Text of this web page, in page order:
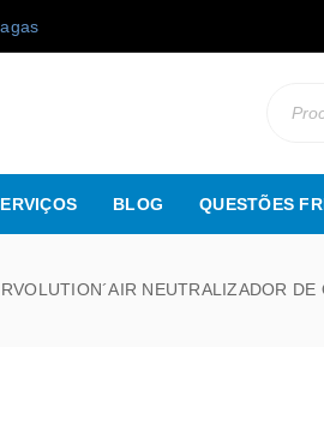
BLOG QUESTÕES
RVOLUTION´AIR NEUTRALIZADOR